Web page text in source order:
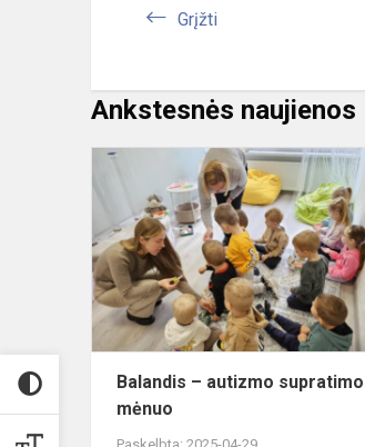
Grįžti
Ankstesnės naujienos
Balandis – autizmo supratimo
mėnuo